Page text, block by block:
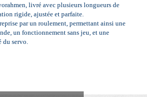
livré avec plusieurs longueurs de
rigide, ajustée et parfaite.
par un roulement, permettant ainsi une
un fonctionnement sans jeu, et une
du servo.